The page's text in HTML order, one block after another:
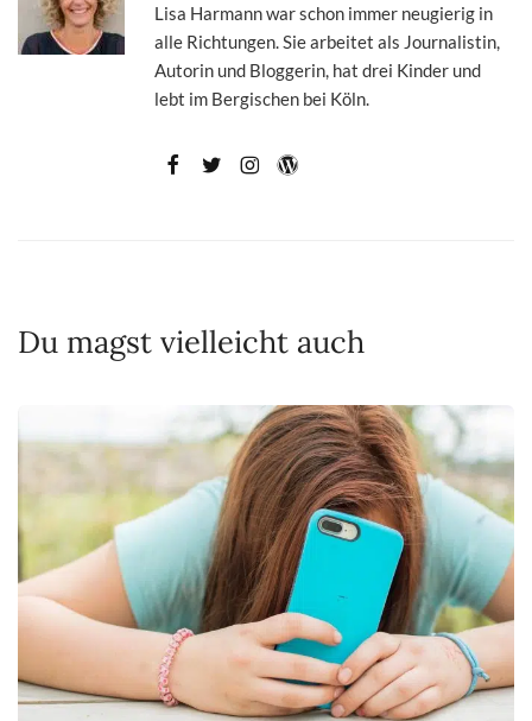
Lisa Harmann war schon immer neugierig in
alle Richtungen. Sie arbeitet als Journalistin,
Autorin und Bloggerin, hat drei Kinder und
lebt im Bergischen bei Köln.
Du magst vielleicht auch